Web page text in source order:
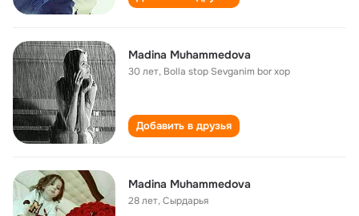
Madina Muhammedova
30 лет, Bolla stop Sevganim bor xop
Добавить в друзья
Madina Muhammedova
28 лет,Сырдарья